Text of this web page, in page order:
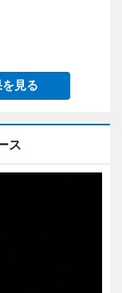
見る
ス